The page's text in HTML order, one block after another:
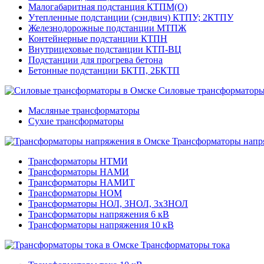
Малогабаритная подстанция КТПМ(О)
Утепленные подстанции (сэндвич) КТПУ; 2КТПУ
Железнодорожные подстанции МТПЖ
Контейнерные подстанции КТПН
Внутрицеховые подстанции КТП-ВЦ
Подстанции для прогрева бетона
Бетонные подстанции БКТП, 2БКТП
Силовые
Масляные трансформаторы
Сухие трансформаторы
Трансформаторы
Трансформаторы НТМИ
Трансформаторы НАМИ
Трансформаторы НАМИТ
Трансформаторы НОМ
Трансформаторы НОЛ, ЗНОЛ, 3хЗНОЛ
Трансформаторы напряжения 6 кВ
Трансформаторы напряжения 10 кВ
Трансформаторы тока